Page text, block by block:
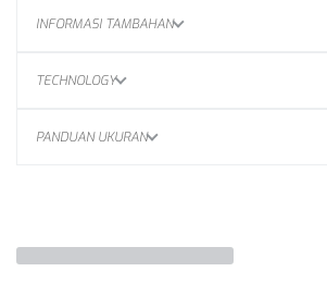
INFORMASI TAMBAHAN
TECHNOLOGY
PANDUAN UKURAN